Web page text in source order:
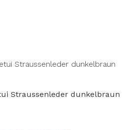
Straussenleder dunkelbraun